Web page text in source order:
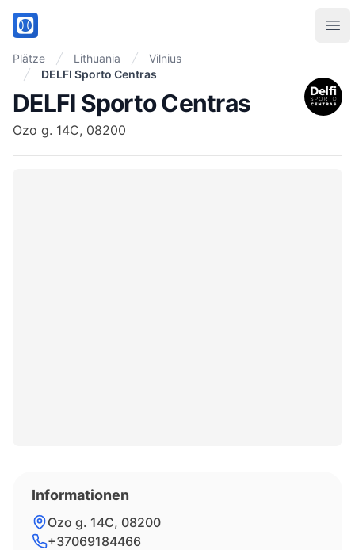
PadelMix
Plätze Lithuania
Vilnius
DELFI Sporto Centras
DELFI Sporto Centras
Ozo g. 14C, 08200
Informationen
Ozo g. 14C, 08200
+37069184466